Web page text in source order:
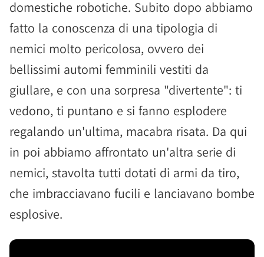
domestiche robotiche. Subito dopo abbiamo
fatto la conoscenza di una tipologia di
nemici molto pericolosa, ovvero dei
bellissimi automi femminili vestiti da
giullare, e con una sorpresa "divertente": ti
vedono, ti puntano e si fanno esplodere
regalando un'ultima, macabra risata. Da qui
in poi abbiamo affrontato un'altra serie di
nemici, stavolta tutti dotati di armi da tiro,
che imbracciavano fucili e lanciavano bombe
esplosive.